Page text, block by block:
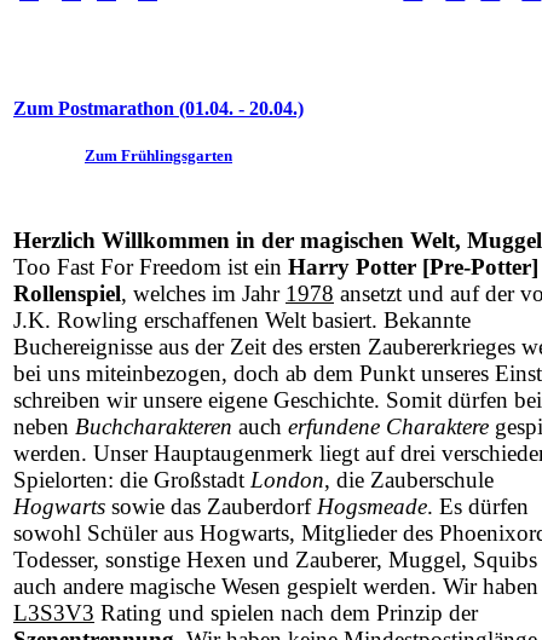
Zum Postmarathon (01.04. - 20.04.)
Zum Frühlingsgarten
Herzlich Willkommen in der magischen Welt, Muggel
Too Fast For Freedom ist ein Harry Potter [Pre-Potter]
Rollenspiel, welches im Jahr 1978 ansetzt und auf der
J.K. Rowling erschaffenen Welt basiert. Bekannte
Buchereignisse aus der Zeit des ersten Zaubererkrieges
bei uns miteinbezogen, doch ab dem Punkt unseres
schreiben wir unsere eigene Geschichte. Somit dürfen
neben Buchcharakteren auch erfundene Charaktere
werden. Unser Hauptaugenmerk liegt auf drei
Spielorten: die Großstadt London, die Zauberschule
Hogwarts sowie das Zauberdorf Hogsmeade. Es dürfen
sowohl Schüler aus Hogwarts, Mitglieder des
Todesser, sonstige Hexen und Zauberer, Muggel, Squibs
auch andere magische Wesen gespielt werden. Wir
L3S3V3 Rating und spielen nach dem Prinzip der